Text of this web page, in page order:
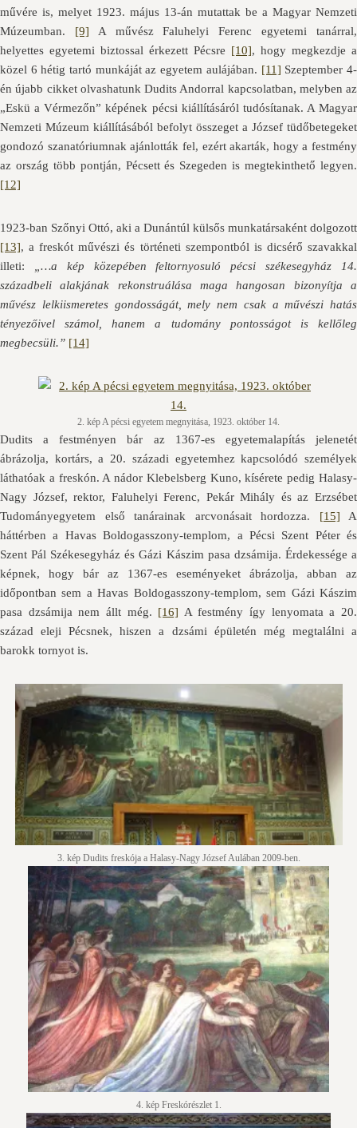
művére is, melyet 1923. május 13-án mutattak be a Magyar Nemzeti
Múzeumban. [9] A művész Faluhelyi Ferenc egyetemi tanárral,
helyettes egyetemi biztossal érkezett Pécsre [10], hogy megkezdje a
közel 6 hétig tartó munkáját az egyetem aulájában. [11] Szeptember 4-
én újabb cikket olvashatunk Dudits Andorral kapcsolatban, melyben az
„Eskü a Vérmezőn” képének pécsi kiállításáról tudósítanak. A Magyar
Nemzeti Múzeum kiállításából befolyt összeget a József tüdőbetegeket
gondozó szanatóriumnak ajánlották fel, ezért akarták, hogy a festmény
az ország több pontján, Pécsett és Szegeden is megtekinthető legyen.
[12]
1923-ban Szőnyi Ottó, aki a Dunántúl külsős munkatársaként dolgozott
[13], a freskót művészi és történeti szempontból is dicsérő szavakkal
illeti:
„…a kép közepében feltornyosuló pécsi székesegyház 14.
századbeli alakjának rekonstruálása maga hangosan bizonyítja a
művész lelkiismeretes gondosságát, mely nem csak a művészi hatás
tényezőivel számol, hanem a tudomány pontosságot is kellőleg
megbecsüli.” [14]
2. kép A pécsi egyetem megnyitása, 1923. október 14.
Dudits a festményen bár az 1367-es egyetemalapítás jelenetét
ábrázolja, kortárs, a 20. századi egyetemhez kapcsolódó személyek
láthatóak a freskón. A nádor Klebelsberg Kuno, kísérete pedig Halasy-
Nagy József, rektor, Faluhelyi Ferenc, Pekár Mihály és az Erzsébet
Tudományegyetem első tanárainak arcvonásait hordozza. [15] A
háttérben a Havas Boldogasszony-templom, a Pécsi Szent Péter és
Szent Pál Székesegyház és Gázi Kászim pasa dzsámija. Érdekessége a
képnek, hogy bár az 1367-es eseményeket ábrázolja, abban az
időpontban sem a Havas Boldogasszony-templom, sem Gázi Kászim
pasa dzsámija nem állt még. [16] A festmény így lenyomata a 20.
század eleji Pécsnek, hiszen a dzsámi épületén még megtalálni a
barokk tornyot is.
3. kép Dudits freskója a Halasy-Nagy József Aulában 2009-ben.
4. kép Freskórészlet 1.